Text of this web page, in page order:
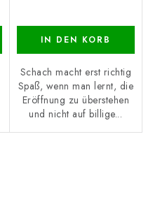
IN DEN KORB
Schach macht erst richtig
Spaß, wenn man lernt, die
Eröffnung zu überstehen
und nicht auf billige...